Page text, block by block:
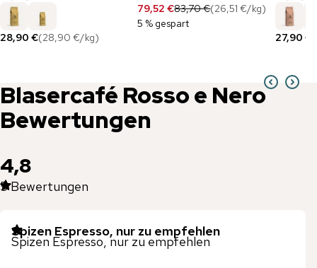
28,90 €(28,90 €/kg)
79,52 €83,70 €(26,51 €/kg)
5 % gespart
27,90 €
Blasercafé Rosso e Nero
Bewertungen
4,8
5Bewertungen
Spizen Espresso, nur zu empfehlen
Spizen Espresso, nur zu empfehlen